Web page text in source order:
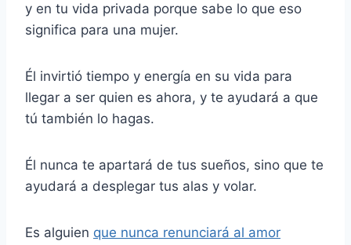
y en tu vida privada porque sabe lo que eso
significa para una mujer.
Él invirtió tiempo y energía en su vida para
llegar a ser quien es ahora, y te ayudará a que
tú también lo hagas.
Él nunca te apartará de tus sueños, sino que te
ayudará a desplegar tus alas y volar.
Es alguien que nunca renunciará al amor